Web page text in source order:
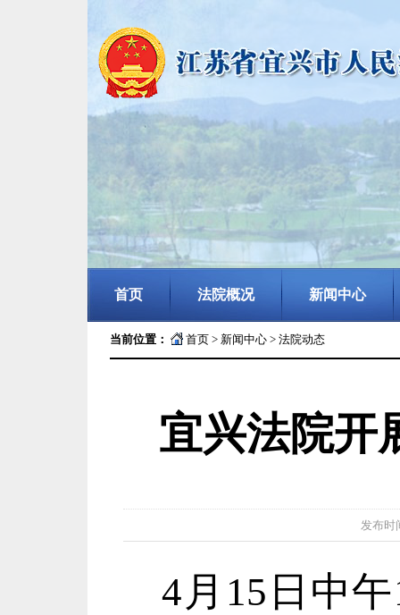
首页 法院概况 新闻中心
当前位置： 首页 > 新闻中心 > 法院动态
宜兴法院开
发布时
4月15日中